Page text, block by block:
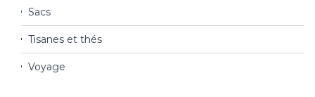
Sacs
Tisanes et thés
Voyage